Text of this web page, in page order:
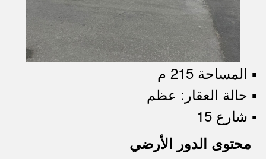
▪︎ المساحة 215 م
▪︎ حالة العقار: عظم
▪︎ شارع 15
محتوى الدور الأرضي